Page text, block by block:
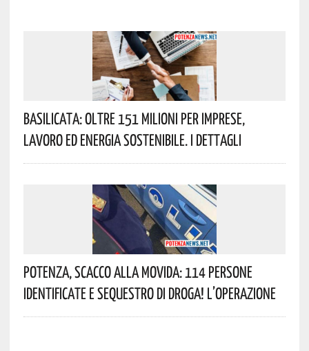
Basilicata: Oltre 151 Milioni Per Imprese,
Lavoro Ed Energia Sostenibile. I Dettagli
Potenza, Scacco Alla Movida: 114 Persone
Identificate E Sequestro Di Droga! L’operazione